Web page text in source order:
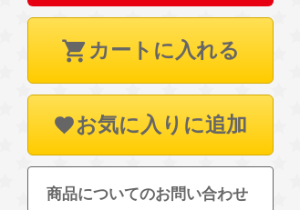
カートに入れる
お気に入りに追加
商品についてのお問い合わせ